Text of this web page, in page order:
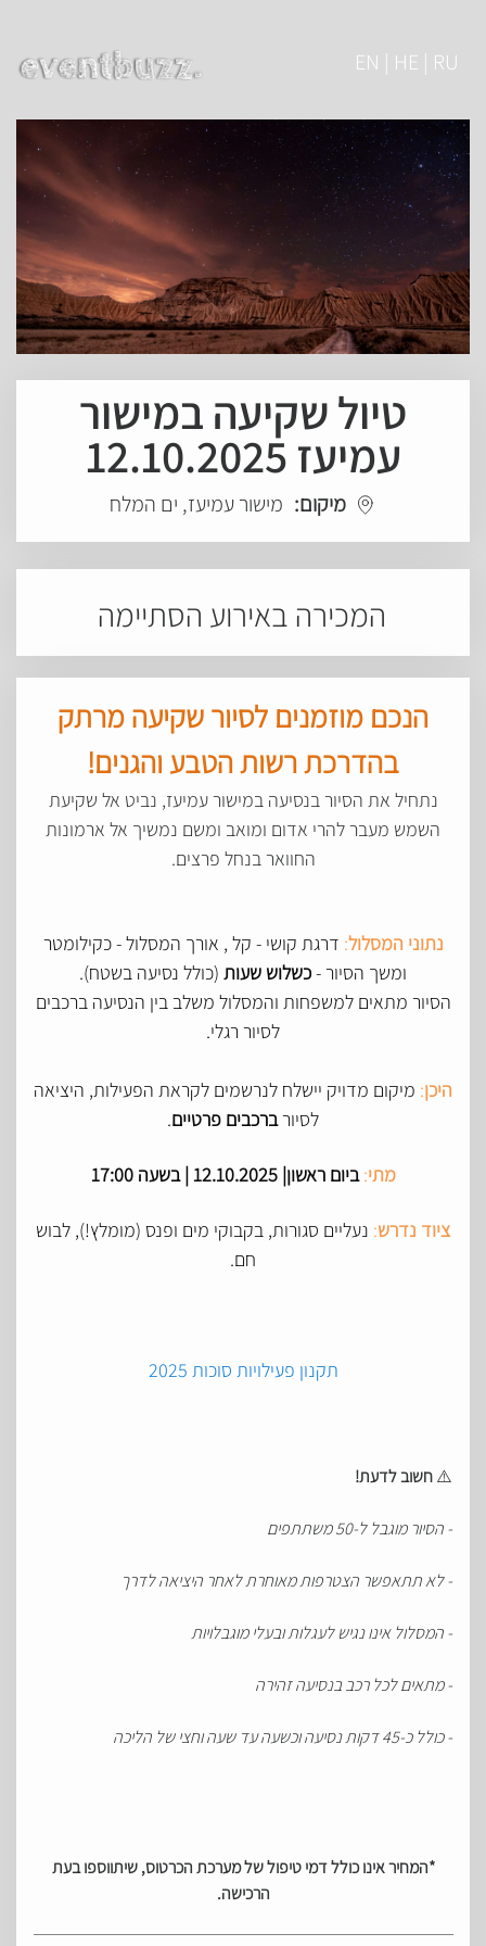
EN | HE | RU
טיול שקיעה במישור
עמיעז 12.10.2025
מיקום: מישור עמיעז, ים המלח
המכירה באירוע הסתיימה
הנכם מוזמנים לסיור שקיעה מרתק
בהדרכת רשות הטבע והגנים!
נתחיל את הסיור בנסיעה במישור עמיעז, נביט אל שקיעת
השמש מעבר להרי אדום ומואב ומשם נמשיך אל ארמונות
החוואר בנחל פרצים.
נתוני המסלול: דרגת קושי - קל , אורך המסלול - כקילומטר
ומשך הסיור -כשלוש שעות (כולל נסיעה בשטח).
הסיור מתאים למשפחות והמסלול משלב בין הנסיעה ברכבים
לסיור רגלי.
היכן: מיקום מדויק יישלח לנרשמים לקראת הפעילות, היציאה
לסיורברכבים פרטיים.
מתי: ביום ראשון| 12.10.2025 | בשעה 17:00
ציוד נדרש: נעליים סגורות, בקבוקי מים ופנס (מומלץ!), לבוש
חם.
תקנון פעילויות סוכות 2025
⚠️חשוב לדעת!
- הסיור מוגבל ל-50 משתתפים
- לא תתאפשר הצטרפות מאוחרת לאחר היציאה לדרך
- המסלול אינו נגיש לעגלות ובעלי מוגבלויות
- מתאים לכל רכב בנסיעה זהירה
- כולל כ-45 דקות נסיעה וכשעה עד שעה וחצי של הליכה
*המחיר אינו כולל דמי טיפול של מערכת הכרטוס, שיתווספו בעת
הרכישה.